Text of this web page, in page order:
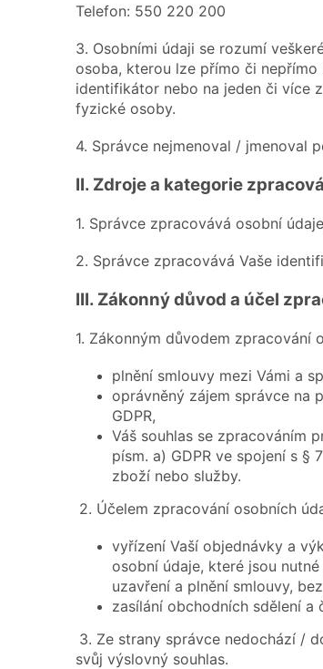
Telefon: 550 220 200
3. Osobními údaji se rozumí
osoba, kterou lze přímo či
identifikátor nebo na jeden či více
fyzické osoby.
4. Správce nejmenoval / jmenoval
II. Zdroje a kategorie
1. Správce zpracovává osobní
2. Správce zpracovává Vaše
III. Zákonný důvod a účel
1. Zákonným důvodem zpracování
plnění smlouvy mezi Vámi a
oprávněný zájem správce na
GDPR,
Váš souhlas se zpracováním
písm. a) GDPR ve spojení s
zboží nebo služby.
2. Účelem zpracování osobních
vyřízení Vaší objednávky a
osobní údaje, které jsou
uzavření a plnění smlouvy,
zasílání obchodních sdělení
3. Ze strany správce nedochází /
svůj výslovný souhlas.